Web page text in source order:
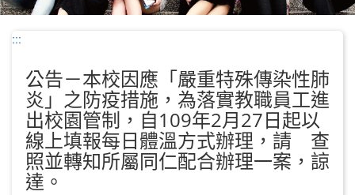
:::
公告－本校因應「嚴重特殊傳染性肺
炎」之防疫措施，為落實教職員工進
出校園管制，自109年2月27日起以
線上填報每日體溫方式辦理，請 查
照並轉知所屬同仁配合辦理一案，諒
達。